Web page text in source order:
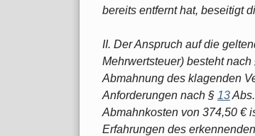
bereits entfernt hat, beseitigt
II. Der Anspruch auf die
Mehrwertsteuer) besteht nach
Abmahnung des klagenden
Anforderungen nach § 13
Abmahnkosten von 374,50 €
Erfahrungen des